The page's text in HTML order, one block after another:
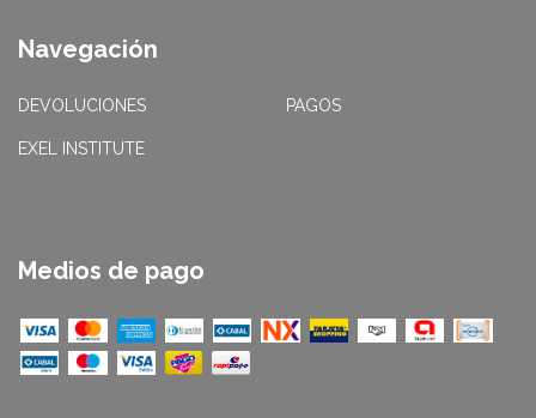
Navegación
DEVOLUCIONES PAGOS
EXEL INSTITUTE
Medios de pago